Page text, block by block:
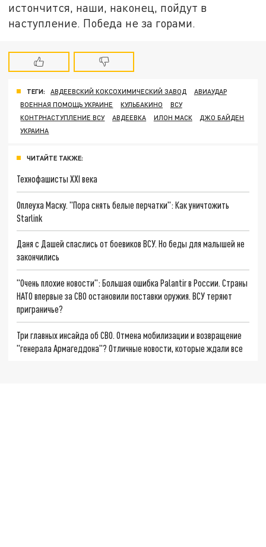
истончится, наши, наконец, пойдут в
наступление. Победа не за горами.
ТЕГИ: АВДЕЕВСКИЙ КОКСОХИМИЧЕСКИЙ ЗАВОД
АВИАУДАР
ВОЕННАЯ ПОМОЩЬ УКРАИНЕ
КУЛЬБАКИНО
ВСУ
КОНТРНАСТУПЛЕНИЕ ВСУ
АВДЕЕВКА ИЛОН МАСК
ДЖО БАЙДЕН
УКРАИНА
ЧИТАЙТЕ ТАКЖЕ:
Технофашисты XXI века
Оплеуха Маску. "Пора снять белые перчатки": Как уничтожить
Starlink
Даня с Дашей спаслись от боевиков ВСУ. Но беды для малышей не
закончились
"Очень плохие новости": Большая ошибка Palantir в России. Страны
НАТО впервые за СВО остановили поставки оружия. ВСУ теряют
приграничье?
Три главных инсайда об СВО. Отмена мобилизации и возвращение
"генерала Армагеддона"? Отличные новости, которые ждали все